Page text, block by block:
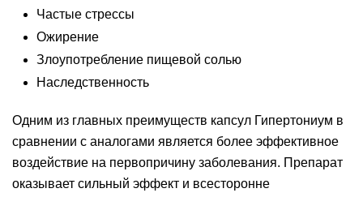
Частые стрессы
Ожирение
Злоупотребление пищевой солью
Наследственность
Одним из главных преимуществ капсул Гипертониум в
сравнении с аналогами является более эффективное
воздействие на первопричину заболевания. Препарат
оказывает сильный эффект и всесторонне